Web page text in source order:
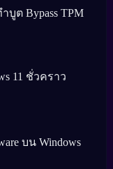
บูต Bypass TPM
11 ชั่วคราว
บน Windows